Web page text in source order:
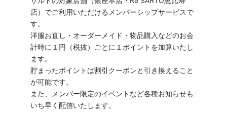
店）でご利用いただけるメンバーシップサービスで
す。
洋服お直し・オーダーメイド・物品購入などのお会
計時に１円（税抜）ごとに１ポイントを加算いたし
ます。
貯まったポイントは割引クーポンと引き換えること
が可能です。
また、メンバー限定のイベントなど各種お知らせも
いち早く配信いたします。